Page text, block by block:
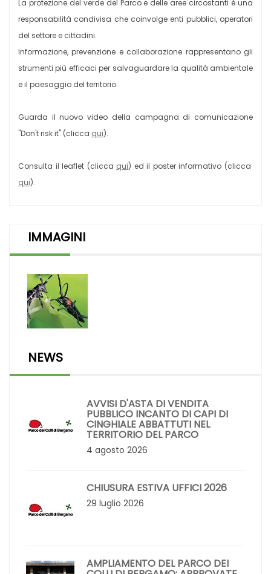
La protezione del verde del Parco e delle aree circostanti è una
responsabilità condivisa che coinvolge enti pubblici, operatori
del settore e cittadini.
Informazione, prevenzione e collaborazione rappresentano gli
strumenti più efficaci per salvaguardare la qualità ambientale
e il paesaggio del territorio.
Guarda il nuovo video della campagna di comunicazione
"Don't risk it" (clicca qui).
Consulta il leaflet (clicca qui) ed il poster informativo (clicca
qui).
IMMAGINI
NEWS
AVVISI D'ASTA DI VENDITA
PUBBLICO INCANTO DI CAPI DI
CINGHIALE ABBATTUTI NEL
TERRITORIO DEL PARCO
4 agosto 2026
CHIUSURA ESTIVA UFFICI 2026
29 luglio 2026
AMPLIAMENTO DEL PARCO DEI